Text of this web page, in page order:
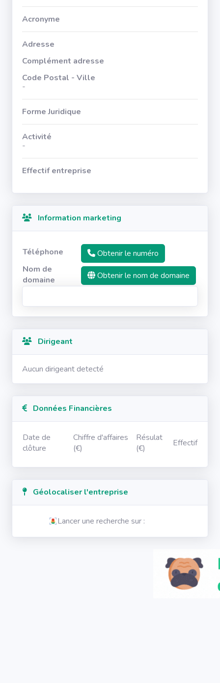
Acronyme
Adresse
Complément adresse
Code Postal - Ville
-
Forme Juridique
Activité
-
Effectif entreprise
Information marketing
Téléphone
Obtenir le numéro
Nom de
domaine
Obtenir le nom de domaine
Dirigeant
Aucun dirigeant detecté
Données Financières
Date de
clôture
Chiffre d'affaires
(€)
Résulat
(€)
Effectif
Géolocaliser l'entreprise
Lancer une recherche sur :